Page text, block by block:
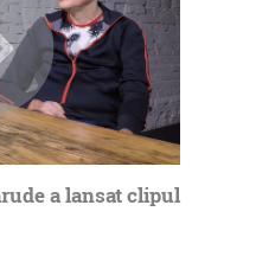
a lansat clipul